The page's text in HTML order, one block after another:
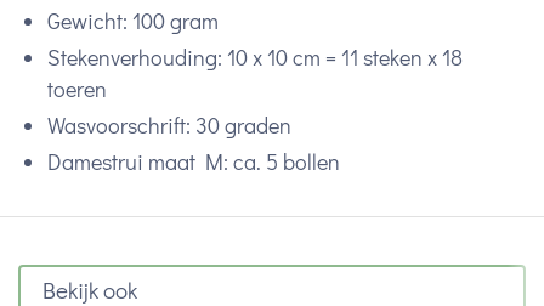
Gewicht: 100 gram
Stekenverhouding: 10 x 10 cm = 11 steken x 18
toeren
Wasvoorschrift: 30 graden
Damestrui maat M: ca. 5 bollen
Bekijk ook